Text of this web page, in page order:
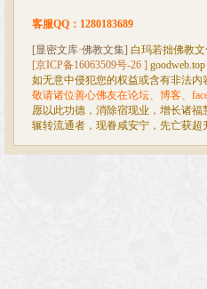
客服QQ：1280183689
[显密文库·佛教文集] 白玛若拙佛教
[京ICP备16063509号-26 ]
如无意中侵犯您的权益或含有非法内
敬请诸位善心佛友在论坛、博客、
愿以此功德，消除宿现业，增长诸
辗转流通者，现眷咸安宁，先亡获